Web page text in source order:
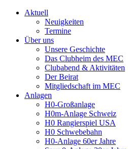
Aktuell
Neuigkeiten
Termine
Über uns
Unsere Geschichte
Das Clubheim des MEC
Clubabend & Aktivitäten
Der Beirat
Mitgliedschaft im MEC
Anlagen
H0-Großanlage
H0m-Anlage Schweiz
H0 Rangierspiel USA
H0 Schwebebahn
H0-Anlage 60er Jahre